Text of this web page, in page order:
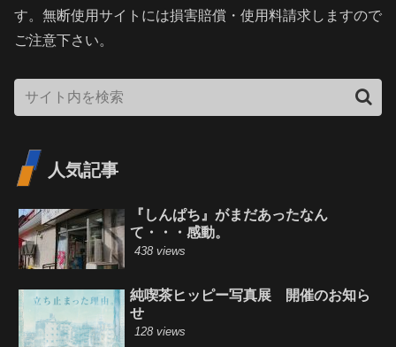
す。無断使用サイトには損害賠償・使用料請求しますので
ご注意下さい。
人気記事
『しんぱち』がまだあったなん
て・・・感動。
438 views
純喫茶ヒッピー写真展 開催のお知ら
せ
128 views